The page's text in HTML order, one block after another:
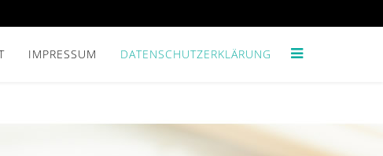
IMPRESSUM DATENSCHUTZERKLÄRUNG